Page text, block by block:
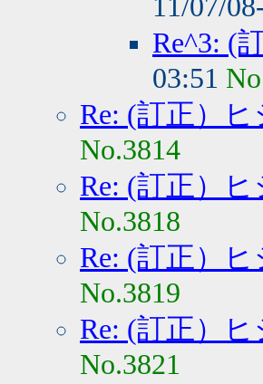
11/07/
Re^3: (
03:51
Re: (訂正）
No.3814
Re: (訂正）
No.3818
Re: (訂正）
No.3819
Re: (訂正）
No.3821